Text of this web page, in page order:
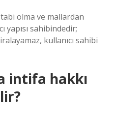
tabi olma ve mallardan
yapısı sahibindedir;
kullanıcı sahibi
intifa hakkı